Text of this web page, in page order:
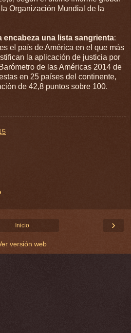
Organización Mundial de la
encabeza una lista sangrienta:
el país de América en el que más
la aplicación de justicia por
de las Américas 2014 de
en 25 países del continente,
de 42,8 puntos sobre 100.
›
Inicio
versión web